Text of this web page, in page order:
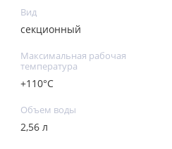
Вид
секционный
Максимальная рабочая
температура
+110°C
Объем воды
2,56 л